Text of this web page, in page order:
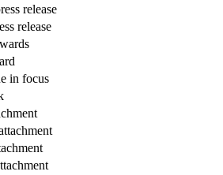
release
release
in focus